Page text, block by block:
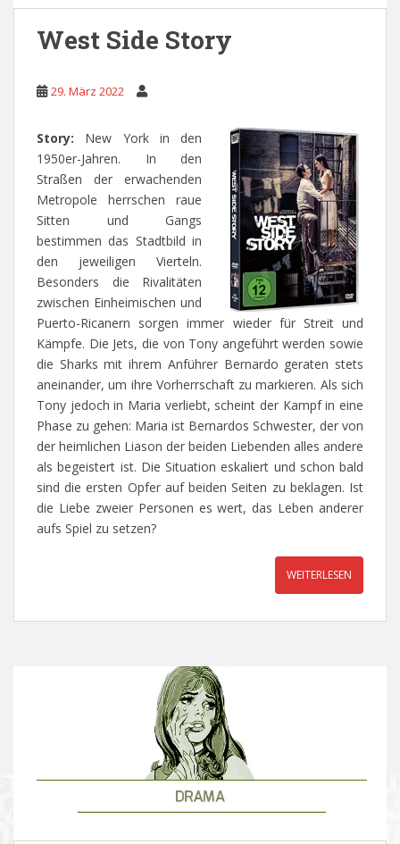
West Side Story
29. März 2022
Story: New York in den
1950er-Jahren. In den
Straßen der erwachenden
Metropole herrschen raue
Sitten und Gangs
bestimmen das Stadtbild in
den jeweiligen Vierteln.
Besonders die Rivalitäten
zwischen Einheimischen und
Puerto-Ricanern sorgen immer wieder für Streit und
Kämpfe. Die Jets, die von Tony angeführt werden sowie
die Sharks mit ihrem Anführer Bernardo geraten stets
aneinander, um ihre Vorherrschaft zu markieren. Als sich
Tony jedoch in Maria verliebt, scheint der Kampf in eine
Phase zu gehen: Maria ist Bernardos Schwester, der von
der heimlichen Liason der beiden Liebenden alles andere
als begeistert ist. Die Situation eskaliert und schon bald
sind die ersten Opfer auf beiden Seiten zu beklagen. Ist
die Liebe zweier Personen es wert, das Leben anderer
aufs Spiel zu setzen?
WEITERLESEN